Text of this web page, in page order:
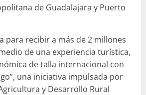
de Guadalajara y Puerto
para recibir a más de 2 millones
de una experiencia turística,
de talla internacional con
una iniciativa impulsada por
y Desarrollo Rural